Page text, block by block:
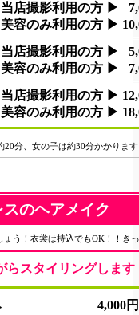
当店撮影利用の方 ▶
美容のみ利用の方 ▶
当店撮影利用の方 ▶
美容のみ利用の方 ▶
当店撮影利用の方 ▶
美容のみ利用の方 ▶
分、女の子は約30分かかりま
のヘアメイク
う！衣裳は持込でもOK！！き
らスタイリングします
4,000